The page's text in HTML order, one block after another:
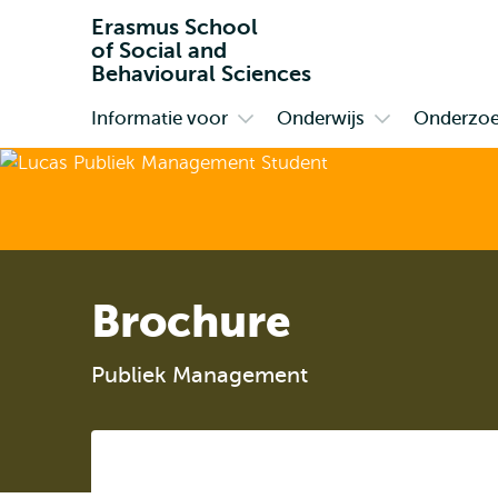
Erasmus School
of Social and
Behavioural Sciences
Primair
Informatie voor
submenu
Onderwijs
Brochure
Publiek Management